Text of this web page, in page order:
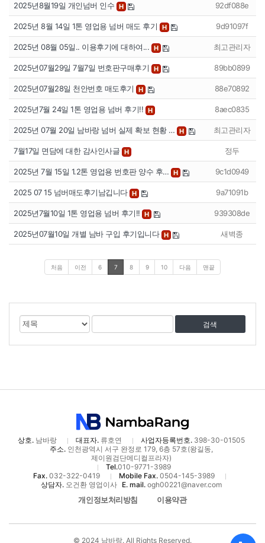
2025년8월19일 개인넘버 인수 H 92df088e
2025년 8월 14일 1톤 영업용 넘버 매도 후기 H 9d91097f
2025년 08월 05일.. 이용후기에 대하여... H 최고관리자
2025년07월29일 7월7일 번호판구매후기 H 89bb0899
2025년07월28일 천안번호 매도후기 H 88e70892
2025년7월 24일 1톤 영업용 넘버 후기!! H 8aec0835
2025년 07월 20일 남바랑 넘버 실제 확보 현황 … H 최고관리자
7월17일 면담에 대한 감사인사글 H 정두
2025년 7월 15일 1.2톤 영업용 번호판 양수 후… H 9c1d0949
2025 07 15 넘버매도후기남깁니다 H 9a71091b
2025년7월10일 1톤 영업용 넘버 후기!! H 939308de
2025년07월10일 개별 남바 구입 후기입니다 H 새벽종
처음 이전 6 7 8 9 10 다음 맨끝
게
물
검
색
대
검
어
상호.남바랑 대표자.류호연 사업자등록번호.398-30-01505
주소.인천광역시 서구 완정로 179, 6층 57호(왕길동,
제이원검단메디컬프라자)
Tel.010-9771-3989
Fax. 032-322-0419 Mobile Fax. 0504-145-3989
상담자.오건환 영업이사 E. mail.ogh00221@naver.com
개인정보처리방침 이용약관
© 2024 남바랑. All Rights Reserved.